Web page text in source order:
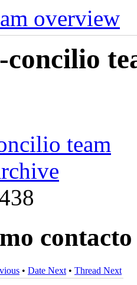
overview
team
• Date Next • Thread Next